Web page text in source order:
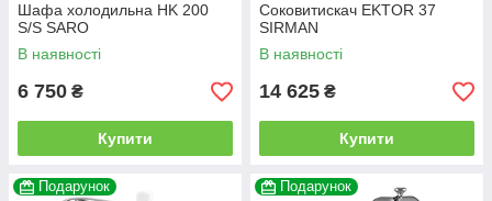
Шафа холодильна HK 200
S/S SARO
В наявності
6 750 ₴
Купити
Соковитискач EKTOR 37
SIRMAN
В наявності
14 625 ₴
Купити
Подарунок Подарунок